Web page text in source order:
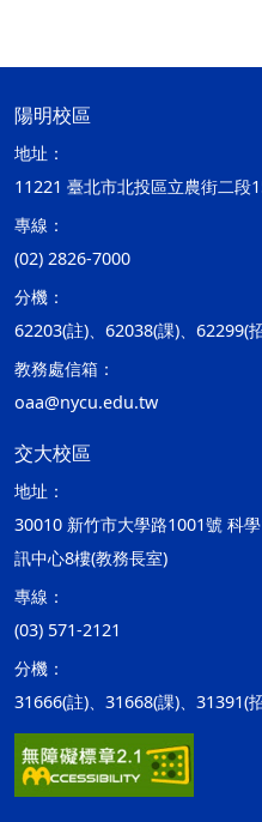
陽明校區
地址：
11221 臺北市北投區立農街二段
專線：
(02) 2826-7000
分機：
62203(註)、62038(課)、62299(
教務處信箱：
oaa@nycu.edu.tw
交大校區
地址：
30010 新竹市大學路1001號 科
訊中心8樓(教務長室)
專線：
(03) 571-2121
分機：
31666(註)、31668(課)、31391(